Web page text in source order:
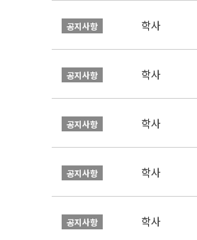
공지사항 학사
공지사항 학사
공지사항 학사
공지사항 학사
공지사항 학사